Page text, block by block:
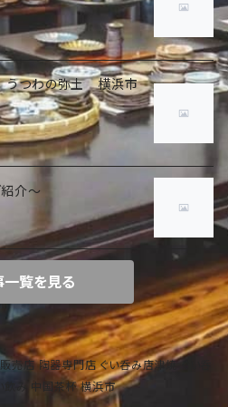
つわの弥土 横浜市
介〜
一覧を見る
売店 陶器専門店 ぐい呑み唐津焼 ぐい呑
飲み 中国茶杯 横浜市